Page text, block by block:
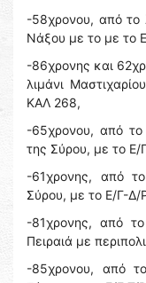
-58χρονου, από το
Νάξου με το με το
-86χρονης και
λιμάνι
ΚΑΛ 268,
-65χρονου, από το
της Σύρου, με το
-61χρονης, από
Σύρου, με το Ε/Γ-Δ/
-81χρονης, από το
Πειραιά με
-85χρονου, από